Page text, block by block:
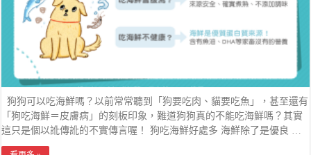
狗狗可以吃海鮮嗎？以前常常聽到「狗要吃肉、貓要吃魚」，甚至還有
「狗吃海鮮＝皮膚病」的刻板印象，難道狗狗真的不能吃海鮮嗎？其實
這只是個以訛傳訛的不實傳言喔！ 狗吃海鮮好處多 海鮮除了是優良 …